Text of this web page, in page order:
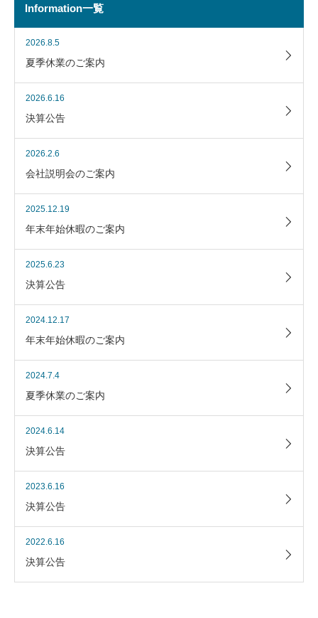
Information一覧
2026.8.5
夏季休業のご案内
2026.6.16
決算公告
2026.2.6
会社説明会のご案内
2025.12.19
年末年始休暇のご案内
2025.6.23
決算公告
2024.12.17
年末年始休暇のご案内
2024.7.4
夏季休業のご案内
2024.6.14
決算公告
2023.6.16
決算公告
2022.6.16
決算公告